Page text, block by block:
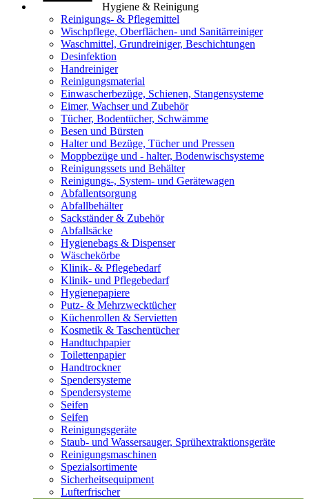
Hygiene & Reinigung
Reinigungs- & Pflegemittel
Wischpflege, Oberflächen- und Sanitärreiniger
Waschmittel, Grundreiniger, Beschichtungen
Desinfektion
Handreiniger
Reinigungsmaterial
Einwascherbezüge, Schienen, Stangensysteme
Eimer, Wachser und Zubehör
Tücher, Bodentücher, Schwämme
Besen und Bürsten
Halter und Bezüge, Tücher und Pressen
Moppbezüge und - halter, Bodenwischsysteme
Reinigungssets und Behälter
Reinigungs-, System- und Gerätewagen
Abfallentsorgung
Abfallbehälter
Sackständer & Zubehör
Abfallsäcke
Hygienebags & Dispenser
Wäschekörbe
Klinik- & Pflegebedarf
Klinik- und Pflegebedarf
Hygienepapiere
Putz- & Mehrzwecktücher
Küchenrollen & Servietten
Kosmetik & Taschentücher
Handtuchpapier
Toilettenpapier
Handtrockner
Spendersysteme
Spendersysteme
Seifen
Seifen
Reinigungsgeräte
Staub- und Wassersauger, Sprühextraktionsgeräte
Reinigungsmaschinen
Spezialsortimente
Sicherheitsequipment
Lufterfrischer